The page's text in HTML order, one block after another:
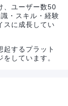
、ユーザー数50
・スキル・経験
スに成長してい
起するプラット
しています。